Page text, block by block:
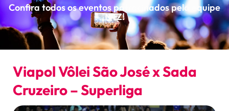
Confira todos os eventos patrocinados pela equipe
NTZ!
Viapol Vôlei São José x Sada
Cruzeiro – Superliga